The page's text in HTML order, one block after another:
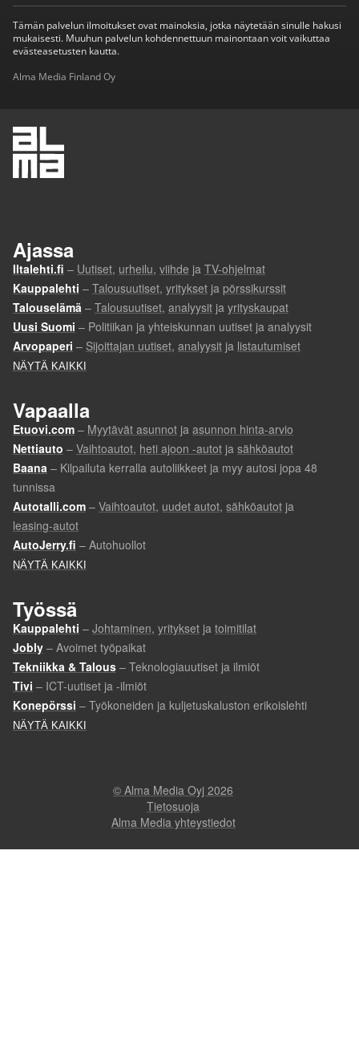
Tämän palvelun ilmoitukset ovat mainoksia, jotka näytetään sinulle hakusi
mukaisesti. Muuhun palvelun kohdennettuun mainontaan voit vaikuttaa
evästeasetusten kautta.
Alma Media Finland Oy